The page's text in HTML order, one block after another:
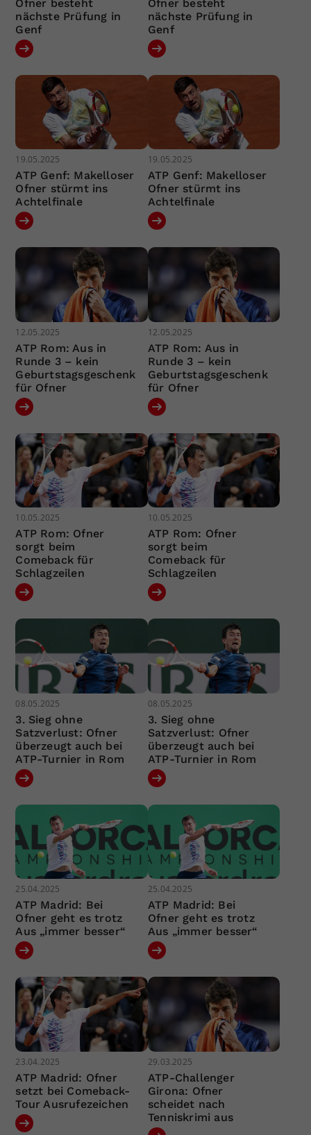
Ofner besteht
nächste Prüfung in
Genf
Ofner besteht
nächste Prüfung in
Genf
19.05.2025
ATP Genf: Makelloser
Ofner stürmt ins
Achtelfinale
19.05.2025
ATP Genf: Makelloser
Ofner stürmt ins
Achtelfinale
12.05.2025
ATP Rom: Aus in
Runde 3 – kein
Geburtstagsgeschenk
für Ofner
12.05.2025
ATP Rom: Aus in
Runde 3 – kein
Geburtstagsgeschenk
für Ofner
10.05.2025
ATP Rom: Ofner
sorgt beim
Comeback für
Schlagzeilen
10.05.2025
ATP Rom: Ofner
sorgt beim
Comeback für
Schlagzeilen
08.05.2025
3. Sieg ohne
Satzverlust: Ofner
überzeugt auch bei
ATP-Turnier in Rom
08.05.2025
3. Sieg ohne
Satzverlust: Ofner
überzeugt auch bei
ATP-Turnier in Rom
25.04.2025
ATP Madrid: Bei
Ofner geht es trotz
Aus „immer besser“
25.04.2025
ATP Madrid: Bei
Ofner geht es trotz
Aus „immer besser“
23.04.2025
ATP Madrid: Ofner
setzt bei Comeback-
Tour Ausrufezeichen
29.03.2025
ATP-Challenger
Girona: Ofner
scheidet nach
Tenniskrimi aus